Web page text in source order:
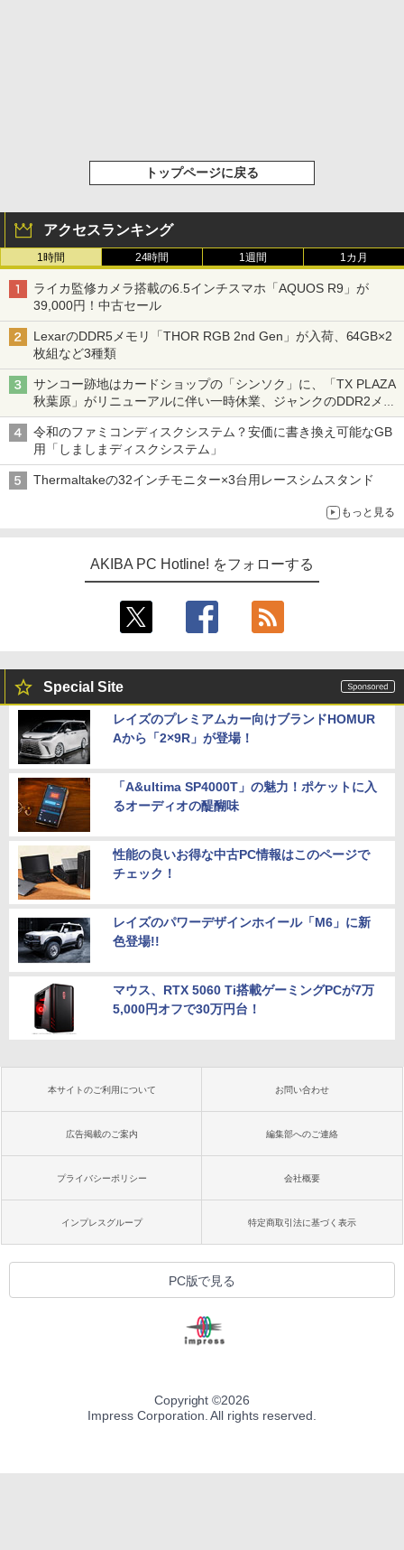
トップページに戻る
アクセスランキング
1時間 24時間 1週間 1カ月
ライカ監修カメラ搭載の6.5インチスマホ「AQUOS R9」が
39,000円！中古セール
LexarのDDR5メモリ「THOR RGB 2nd Gen」が入荷、64GB×2
枚組など3種類
サンコー跡地はカードショップの「シンソク」に、「TX PLAZA
秋葉原」がリニューアルに伴い一時休業、ジャンクのDDR2メモ
リが100円で販売など～ 最近の秋葉原 ～
令和のファミコンディスクシステム？安価に書き換え可能なGB
用「しましまディスクシステム」
Thermaltakeの32インチモニター×3台用レースシムスタンド
もっと見る
AKIBA PC Hotline! をフォローする
Special Site
レイズのプレミアムカー向けブランドHOMUR
Aから「2×9R」が登場！
「A&ultima SP4000T」の魅力！ポケットに入
るオーディオの醍醐味
性能の良いお得な中古PC情報はこのページで
チェック！
レイズのパワーデザインホイール「M6」に新
色登場!!
マウス、RTX 5060 Ti搭載ゲーミングPCが7万
5,000円オフで30万円台！
本サイトのご利用について お問い合わせ
広告掲載のご案内 編集部へのご連絡
プライバシーポリシー 会社概要
インプレスグループ 特定商取引法に基づく表示
PC版で見る
Copyright ©2026
Impress Corporation. All rights reserved.